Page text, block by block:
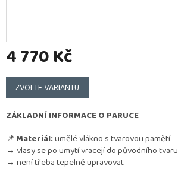
4 770 Kč
Měrná
cena:
ZVOLTE VARIANTU
ZÁKLADNÍ INFORMACE O PARUCE
📌 Materiál:umělé vlákno s tvarovou pamětí
→ vlasy se po umytí vracejí do původního tvaru
→ není třeba tepelně upravovat